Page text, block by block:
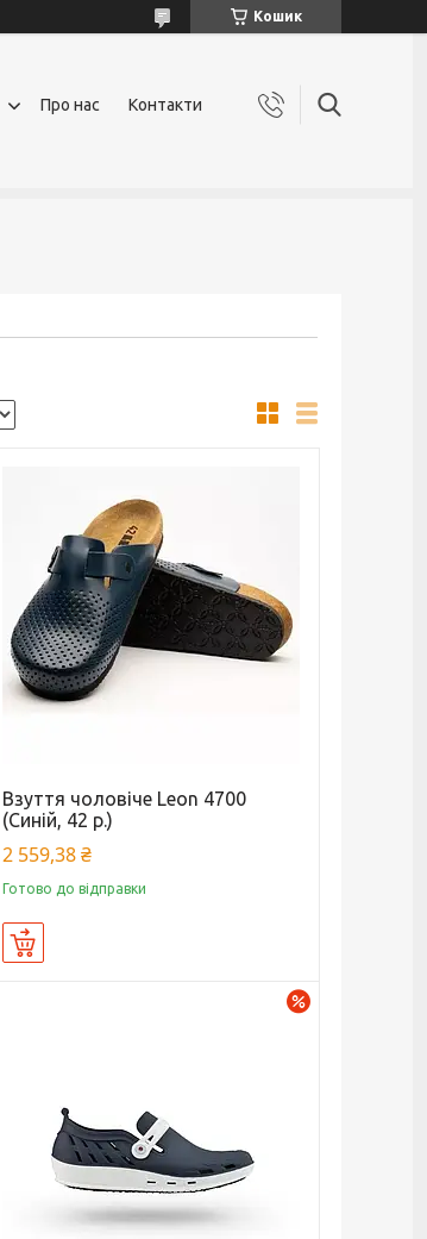
Кошик
Про нас Контакти
Взуття чоловіче Leon 4700
(Синій, 42 р.)
2 559,38 ₴
Готово до відправки